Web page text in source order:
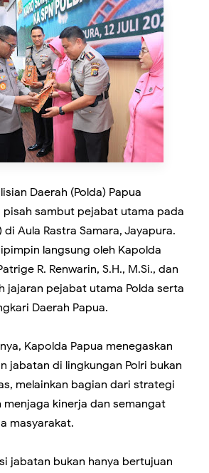
Daerah (Polda) Papua
pisah sambut pejabat utama pada
di Aula Rastra Samara, Jayapura.
langsung oleh Kapolda
R. Renwarin, S.H., M.Si., dan
jajaran pejabat utama Polda serta
Daerah Papua.
Kapolda Papua menegaskan
jabatan di lingkungan Polri bukan
melainkan bagian dari strategi
kinerja dan semangat
masyarakat.
jabatan bukan hanya bertujuan